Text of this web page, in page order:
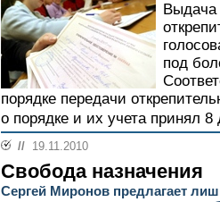
Выдача
под
порядке передачи
о порядке и их учета принял
// 19.11.2010
Свобода назначения
Сергей Миронов предлагает